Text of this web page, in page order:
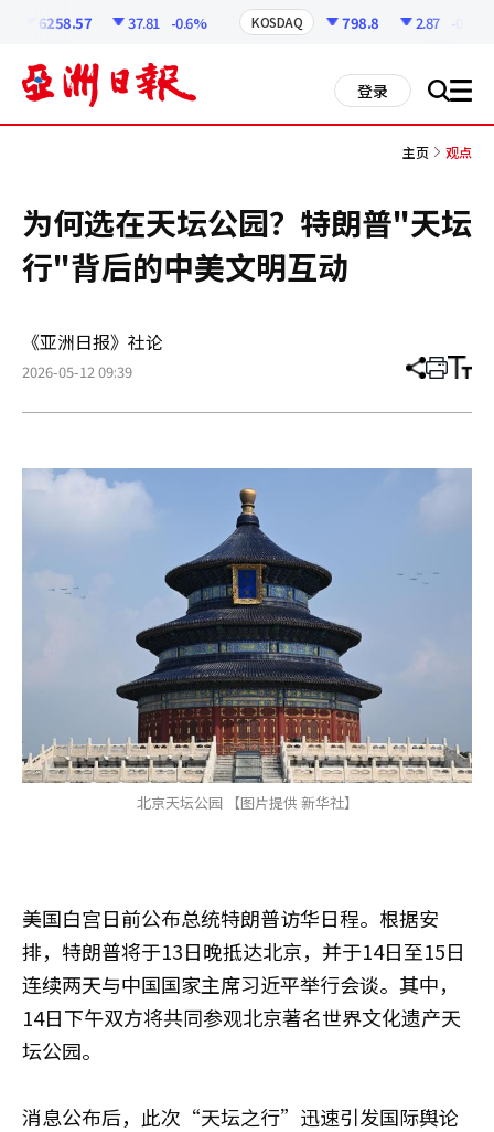
6258.57 37.81 -0.6% KOSDAQ 798.8 2.87 -0.36%
登录 搜 all
主页 观点
为何选在天坛公园？特朗普"天坛
行"背后的中美文明互动
《亚洲日报》社论
2026-05-12 09:39 分
章
打 调
小
北京天坛公园 【图片提供 新华社】
美国白宫日前公布总统特朗普访华日程。根据安
排，特朗普将于13日晚抵达北京，并于14日至15日
连续两天与中国国家主席习近平举行会谈。其中，
14日下午双方将共同参观北京著名世界文化遗产天
坛公园。
消息公布后，此次“天坛之行”迅速引发国际舆论